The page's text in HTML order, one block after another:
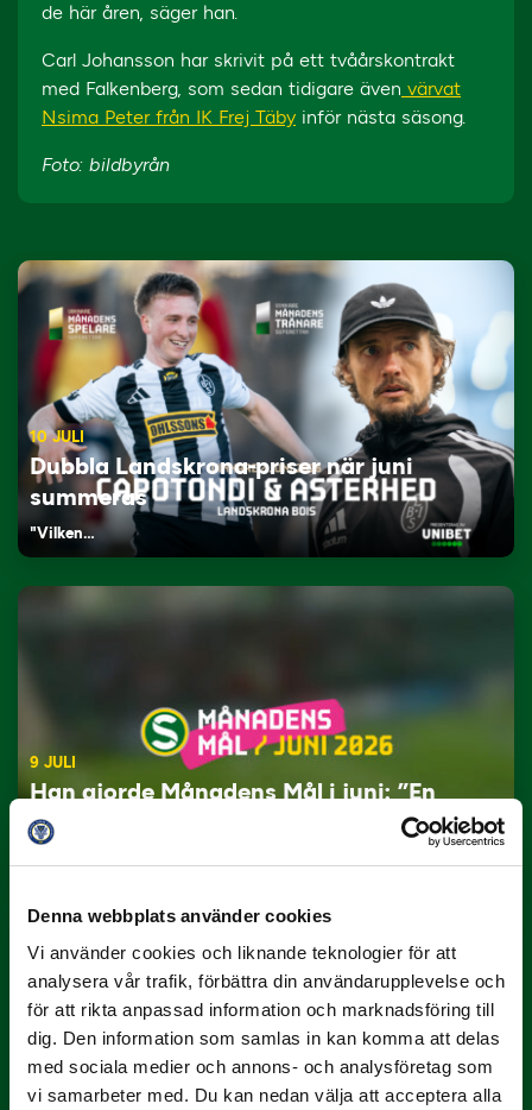
Denna webbplats använder cookies
Vi använder cookies och liknande teknologier för att
analysera vår trafik, förbättra din användarupplevelse och
för att rikta anpassad information och marknadsföring till
dig. Den information som samlas in kan komma att delas
med sociala medier och annons- och analysföretag som
vi samarbeter med. Du kan nedan välja att acceptera alla
de här åren, säger han.
Carl Johansson har skrivit på ett tvåårskontrakt
med Falkenberg, som sedan tidigare även värvat
Nsima Peter från IK Frej Täby inför nästa säsong.
Foto: bildbyrån
10 JULI
Dubbla Landskrona-priser när juni
summeras
"Vilken…
9 JULI
Han gjorde Månadens Mål i juni: ”En
projektil”